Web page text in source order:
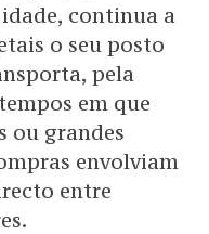
continua a
o seu posto
pela
em que
ou grandes
envolviam
entre